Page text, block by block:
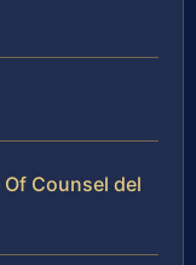
Of Counsel del